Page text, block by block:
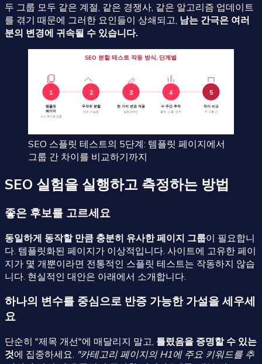
두 그룹 모두 같은 계절, 같은 경쟁사, 같은 알고리즘 업데이트
를 겪기 때문에 그러한 요인들이 상쇄되고, 남는 간극은 여러
분의 변경에 귀속될 수 있습니다.
SEO 스플릿 테스트의 5단계: 템플릿 페이지에서
그룹 간 차이를 비교하기까지
SEO 실험을 실행하고 측정하는 방법
좋은 후보를 고르세요
동일하게 동작할 만큼 충분히 유사한 페이지 그룹이 필요합니
다. 템플릿화된 페이지가 이상적입니다. 사이트에 고유한 페이
지가 몇 개뿐이라면 전통적인 스플릿 테스트는 작동하지 않습
니다. 현실적인 대안은 아래에서 소개합니다.
하나의 변수를 중심으로 반증 가능한 가설을 세우세
요
단순히 "제목 개선"에 매달리지 말고, 틀렸음을 증명할 수 있는
것에 집중하세요. "카테고리 페이지의 H1에 주요 키워드를 추